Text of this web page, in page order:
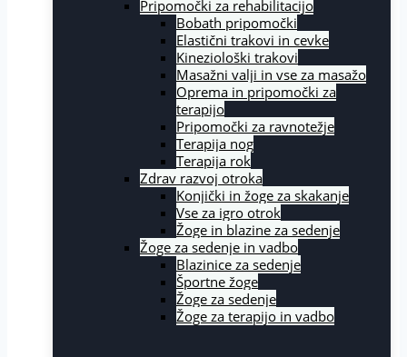
Pripomočki za rehabilitacijo
Bobath pripomočki
Elastični trakovi in cevke
Kineziološki trakovi
Masažni valji in vse za masažo
Oprema in pripomočki za
terapijo
Pripomočki za ravnotežje
Terapija nog
Terapija rok
Zdrav razvoj otroka
Konjički in žoge za skakanje
Vse za igro otrok
Žoge in blazine za sedenje
Žoge za sedenje in vadbo
Blazinice za sedenje
Športne žoge
Žoge za sedenje
Žoge za terapijo in vadbo